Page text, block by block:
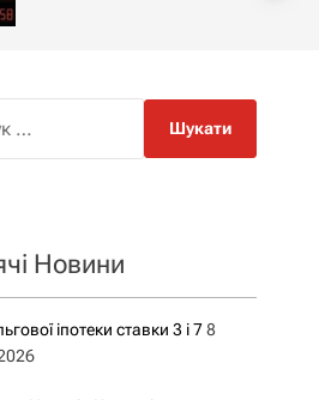
р
о
у
Новини
іпотеки ставки 3 і 7 8